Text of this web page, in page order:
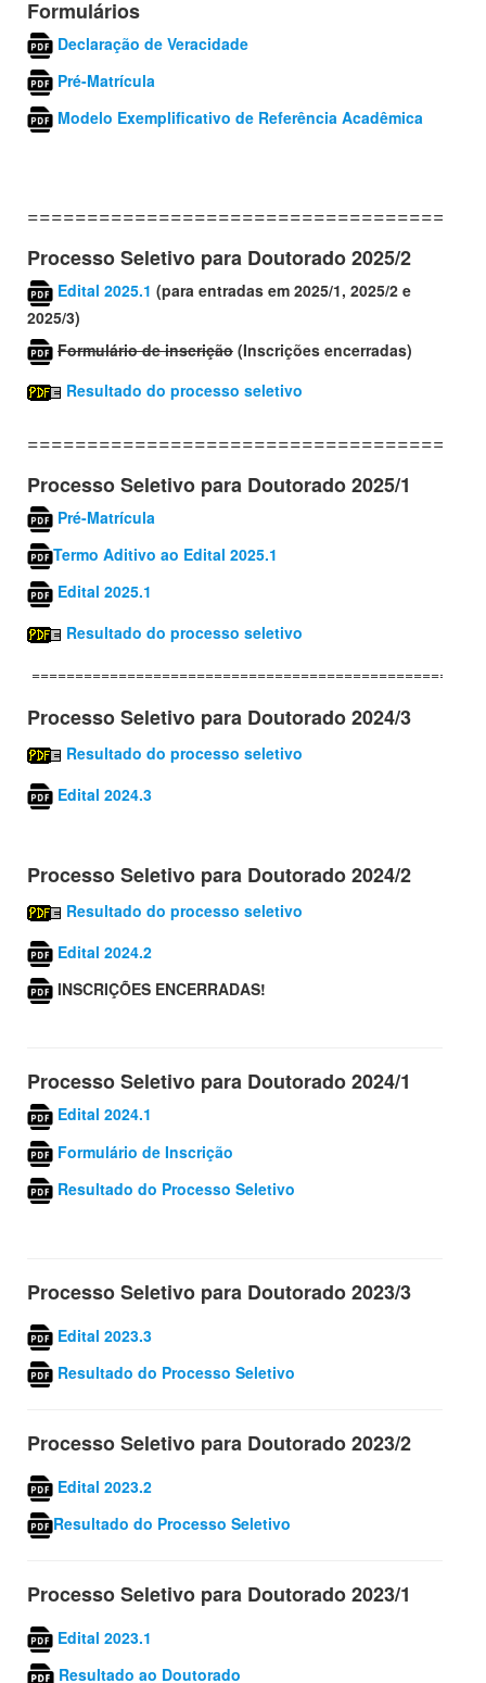
Formulários
Declaração de Veracidade
Pré-Matrícula
Modelo Exemplificativo de Referência Acadêmica
Processo Seletivo para Doutorado 2025/2
Edital 2025.1 (para entradas em 2025/1, 2025/2 e
2025/3)
Formulário de inscrição (Inscrições encerradas)
Resultado do processo seletivo
Processo Seletivo para Doutorado 2025/1
Pré-Matrícula
Termo Aditivo ao Edital 2025.1
Edital 2025.1
Resultado do processo seletivo
Processo Seletivo para Doutorado2024/3
Resultado do processo seletivo
Edital 2024.3
Processo Seletivo para Doutorado2024/2
Resultado do processo seletivo
Edital 2024.2
INSCRIÇÕES ENCERRADAS!
Processo Seletivo para Doutorado2024/1
Edital 2024.1
Formulário de Inscrição
Resultado do Processo Seletivo
Processo Seletivo para Doutorado2023/3
Edital 2023.3
Resultado do Processo Seletivo
Processo Seletivo para Doutorado2023/2
Edital 2023.2
Resultado do Processo Seletivo
Processo Seletivo para Doutorado2023/1
Edital 2023.1
Resultado ao Doutorado